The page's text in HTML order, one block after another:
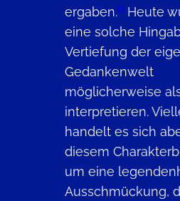
ergaben.9 Heute
eine solche
Vertiefung der
Gedankenwelt
möglicherweise
interpretieren.
handelt es sich
diesem
um eine
Ausschmückung,